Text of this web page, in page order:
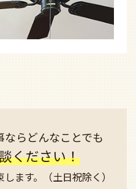
ならどんなことでも
ください！
ます。 （土日祝除く）